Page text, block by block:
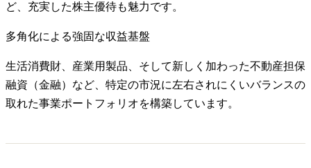
ど、充実した株主優待も魅力です。
多角化による強固な収益基盤
生活消費財、産業用製品、そして新しく加わった不動産担保
融資（金融）など、特定の市況に左右されにくいバランスの
取れた事業ポートフォリオを構築しています。